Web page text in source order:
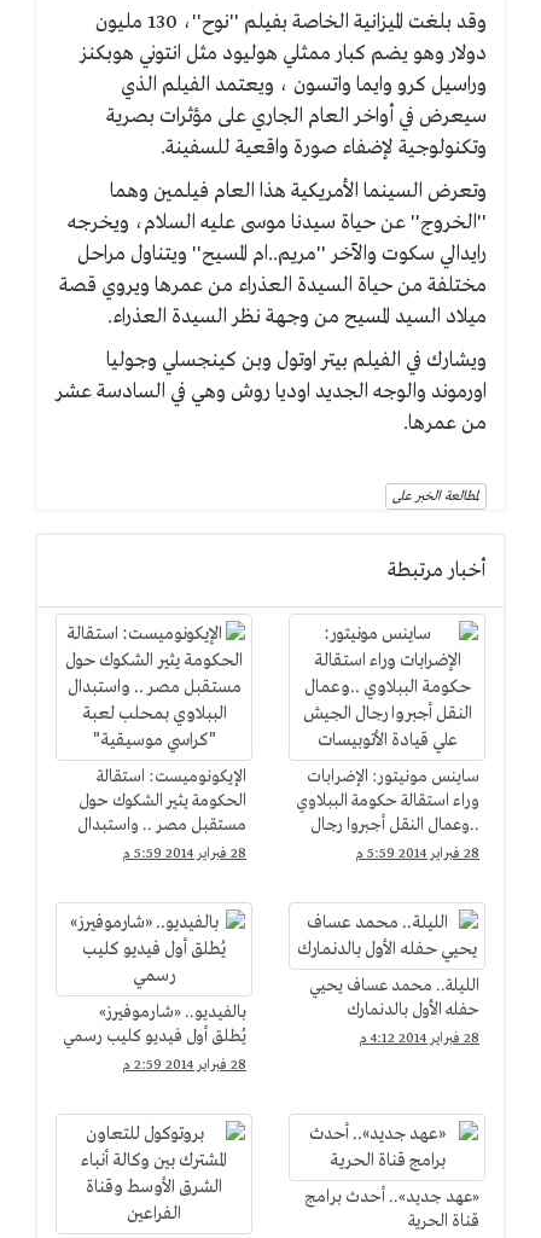
وقد بلغت الميزانية الخاصة بفيلم ''نوح''، 130 مليون
دولار وهو يضم كبار ممثلي هوليود مثل انتوني هوبكنز
وراسيل كرو وايما واتسون ، ويعتمد الفيلم الذي
سيعرض في أواخر العام الجاري على مؤثرات بصرية
وتكنولوجية لإضفاء صورة واقعية للسفينة.
وتعرض السينما الأمريكية هذا العام فيلمين وهما
''الخروج'' عن حياة سيدنا موسى عليه السلام، ويخرجه
رايدالي سكوت والآخر ''مريم..ام المسيح'' ويتناول مراحل
مختلفة من حياة السيدة العذراء من عمرها ويروي قصة
ميلاد السيد المسيح من وجهة نظر السيدة العذراء.
ويشارك في الفيلم بيتر اوتول وبن كينجسلي وجوليا
اورموند والوجه الجديد اوديا روش وهي في السادسة عشر
من عمرها.
لمطالعة الخبر على
أخبار مرتبطة
ساينس مونيتور: الإضرابات
وراء استقالة حكومة الببلاوي
..وعمال النقل أجبروا رجال
الجيش علي قيادة
28 فبراير 2014 5:59 م
الإيكونوميست: استقالة
الحكومة يثير الشكوك حول
مستقبل مصر .. واستبدال
الببلاوي بمحلب لعبة
28 فبراير 2014 5:59 م
الليلة.. محمد عساف يحيي
حفله الأول بالدنمارك
28 فبراير 2014 4:12 م
بالفيديو.. «شارموفيرز»
يُطلق أول فيديو كليب رسمي
28 فبراير 2014 2:59 م
«عهد جديد».. أحدث برامج
قناة الحرية